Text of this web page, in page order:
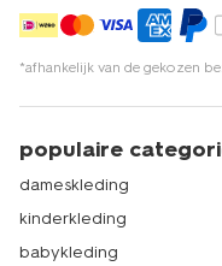
*afhankelijk van de gekozen
populaire
dameskleding
kinderkleding
babykleding